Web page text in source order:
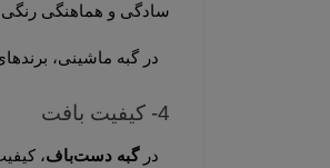
سادگی و هماهنگی رنگی
در گبه ماشینی، برندهای خوب طرح‌هایی نزدیک به
4- کیفیت بافت
در گبه دست‌باف ، کیفیت